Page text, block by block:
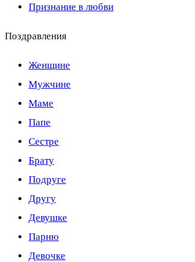
Признание в любви
Поздравления
Женщине
Мужчине
Маме
Папе
Сестре
Брату
Подруге
Другу
Девушке
Парню
Девочке